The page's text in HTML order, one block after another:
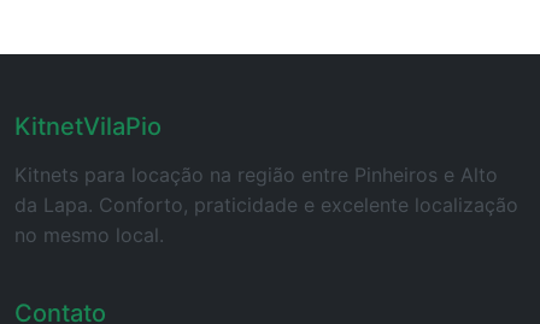
KitnetVilaPio
Kitnets para locação na região entre Pinheiros e Alto
da Lapa. Conforto, praticidade e excelente localização
no mesmo local.
Contato